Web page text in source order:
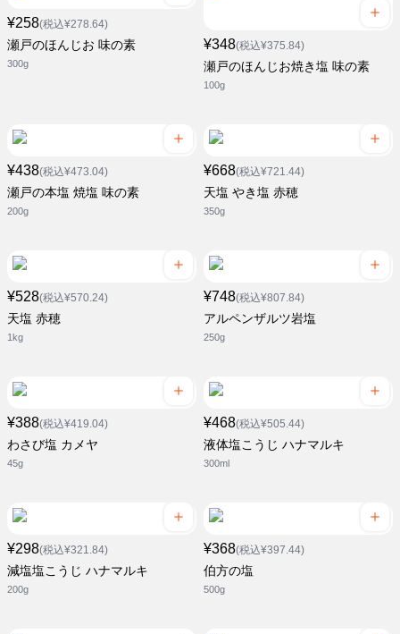
¥258(税込¥278.64)
瀬戸のほんじお 味の素
300g
¥348(税込¥375.84)
瀬戸のほんじお焼き塩 味の素
100g
¥438(税込¥473.04)
瀬戸の本塩 焼塩 味の素
200g
¥668(税込¥721.44)
天塩 やき塩 赤穂
350g
¥528(税込¥570.24)
天塩 赤穂
1kg
¥748(税込¥807.84)
アルペンザルツ岩塩
250g
¥388(税込¥419.04)
わさび塩 カメヤ
45g
¥468(税込¥505.44)
液体塩こうじ ハナマルキ
300ml
¥298(税込¥321.84)
減塩塩こうじ ハナマルキ
200g
¥368(税込¥397.44)
伯方の塩
500g